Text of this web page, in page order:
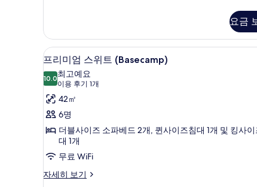
자
세
히
기
요금
프
리
미
엄
스
위
(Basecamp)
사
프리미엄 스위트
7
프리미엄 스위트 (Basecamp)
10.010.0점 만점 중 10점
최고예요
이용 후기 1개
(이
용
후
기
1
42㎡
6명
더블사이즈 소파베드 2개, 퀸사이즈침대 1개 및 킹사이
대 1개
무료 WiFi
자세히 보기
프